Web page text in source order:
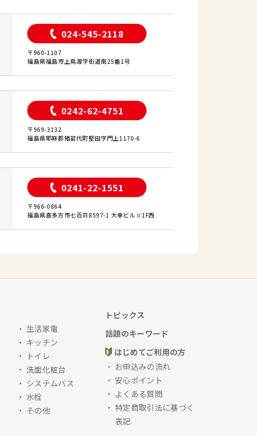
024-545-2118
〒960-1107
福島県福島市上鳥渡字街道南25番1号
0242-62-4751
〒969-3132
福島県耶麻郡猪苗代町堅田字門上1170-6
0241-22-1551
〒966-0864
福島県喜多方市七百苅8597-1 大幸ビルⅡ1F西
生活家電
キッチン
トイレ
洗面化粧台
システムバス
水栓
その他
トピックス
話題のキーワード
はじめてご利用の方
お申込みの流れ
安心ポイント
よくある質問
特定商取引法に基づく
表記